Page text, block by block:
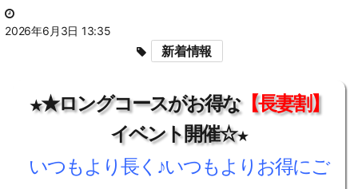
2026年6月3日 13:35
新着情報
★★ロングコースがお得な【長妻割】
イベント開催☆★
いつもより長く♪いつもよりお得にご